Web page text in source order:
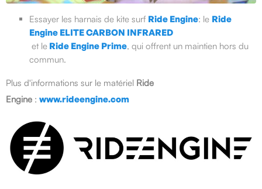
Essayer les harnais de kite surf Ride Engine: le Ride
Engine ELITE CARBON INFRARED
et le Ride Engine Prime, qui offrent un maintien hors du
commun.
Plus d'informations sur le matériel Ride
Engine : www.rideengine.com